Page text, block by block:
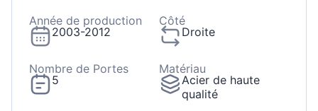
Année de production
2003-2012
Côté
Droite
Nombre de Portes
5
Matériau
Acier de haute
qualité